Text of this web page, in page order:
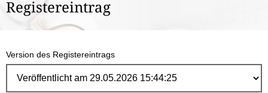
hier:
Registereintrag
Version des Registereintrags